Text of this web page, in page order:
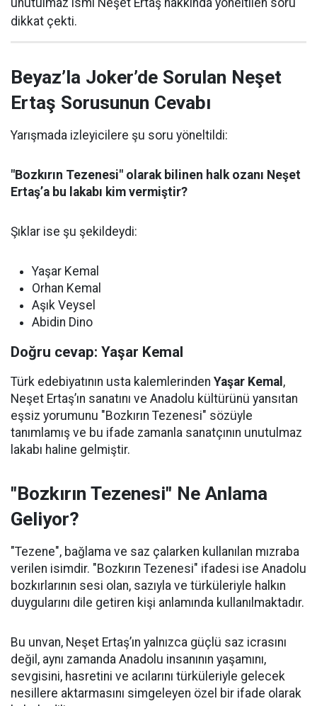
unutulmaz ismi Neşet Ertaş hakkında yöneltilen soru
dikkat çekti.
Beyaz’la Joker’de Sorulan Neşet
Ertaş Sorusunun Cevabı
Yarışmada izleyicilere şu soru yöneltildi:
"Bozkırın Tezenesi" olarak bilinen halk ozanı Neşet
Ertaş’a bu lakabı kim vermiştir?
Şıklar ise şu şekildeydi:
Yaşar Kemal
Orhan Kemal
Aşık Veysel
Abidin Dino
Doğru cevap: Yaşar Kemal
Türk edebiyatının usta kalemlerinden Yaşar Kemal ,
Neşet Ertaş’ın sanatını ve Anadolu kültürünü yansıtan
eşsiz yorumunu "Bozkırın Tezenesi" sözüyle
tanımlamış ve bu ifade zamanla sanatçının unutulmaz
lakabı haline gelmiştir.
"Bozkırın Tezenesi" Ne Anlama
Geliyor?
"Tezene", bağlama ve saz çalarken kullanılan mızraba
verilen isimdir. "Bozkırın Tezenesi" ifadesi ise Anadolu
bozkırlarının sesi olan, sazıyla ve türküleriyle halkın
duygularını dile getiren kişi anlamında kullanılmaktadır.
Bu unvan, Neşet Ertaş’ın yalnızca güçlü saz icrasını
değil, aynı zamanda Anadolu insanının yaşamını,
sevgisini, hasretini ve acılarını türküleriyle gelecek
nesillere aktarmasını simgeleyen özel bir ifade olarak